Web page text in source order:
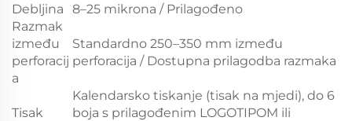
Debljina
8–25 mikrona / Prilagođeno
Razmak
između
perforacij
a
Standardno 250–350 mm između
perforacija / Dostupna prilagodba razmaka
Tisak
Kalendarsko tiskanje (tisak na mjedi), do 6
boja s prilagođenim LOGOTIPOM ili